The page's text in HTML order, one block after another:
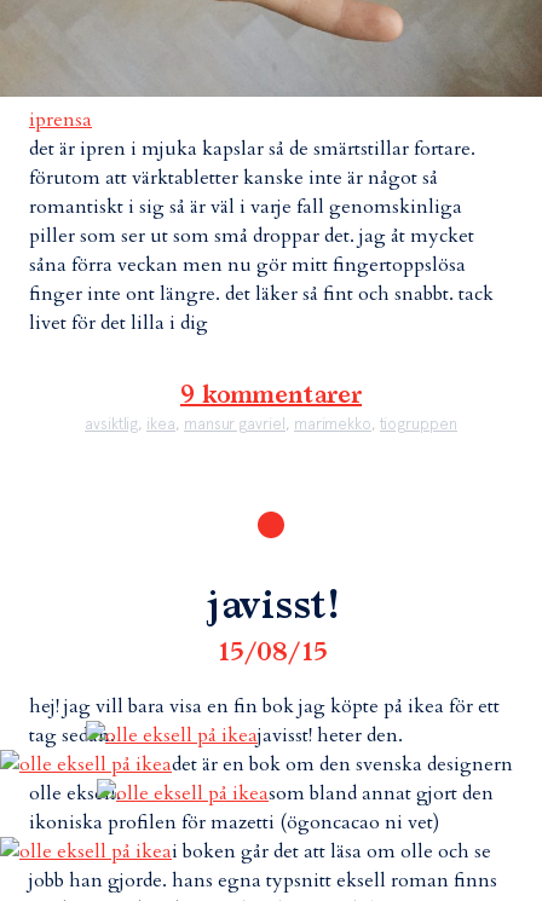
iprensa
det är ipren i mjuka kapslar så de smärtstillar fortare.
förutom att värktabletter kanske inte är något så
romantiskt i sig så är väl i varje fall genomskinliga
piller som ser ut som små droppar det. jag åt mycket
såna förra veckan men nu gör mitt fingertoppslösa
finger inte ont längre. det läker så fint och snabbt. tack
livet för det lilla i dig
9 kommentarer
avsiktlig ikea mansur gavriel marimekko tiogruppen
javisst!
15/08/15
hej! jag vill bara visa en fin bok jag köpte på ikea för ett
tag sedan.
javisst! heter den.
det är en bok om den svenska designern
olle eksell.
som bland annat gjort den
ikoniska profilen för mazetti (ögoncacao ni vet)
i boken går det att läsa om olle och se
jobb han gjorde. hans egna typsnitt eksell roman finns